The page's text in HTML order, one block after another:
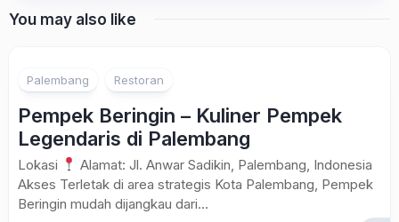
You may also like
Palembang Restoran
Pempek Beringin – Kuliner Pempek
Legendaris di Palembang
Lokasi
Alamat: Jl. Anwar Sadikin, Palembang, Indonesia
Akses Terletak di area strategis Kota Palembang, Pempek
Beringin mudah dijangkau dari...